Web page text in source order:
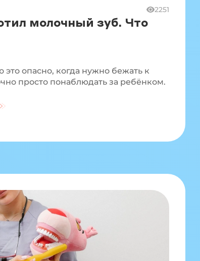
2251
молочный зуб. Что
это опасно, когда нужно бежать к
просто понаблюдать за ребёнком.